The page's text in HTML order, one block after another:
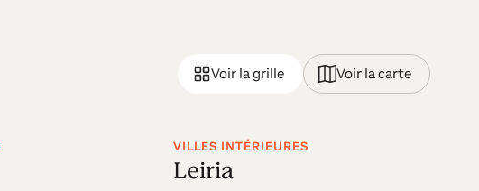
Voir la grille Voir la carte
VILLES INTÉRIEURES
Leiria